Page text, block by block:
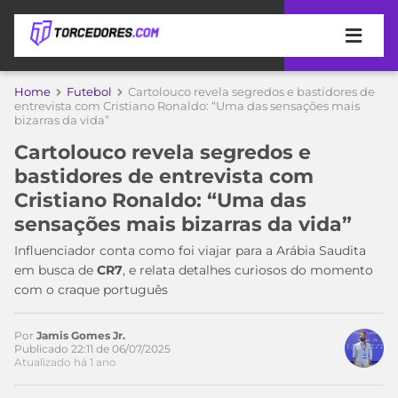
APOSTAS
DICAS
DE
APOSTA
MELHORES
SITES
DE
APOSTAS
2026
CÓDIGO
PROMOCIONAL
ÚLTIMAS
COPA
DO
MUNDO
TIMES
MEU
TIME
CAMPEONATOS
BRASILEIRÃO
MÍDIA
Home Futebol
Cartolouco revela segredos e bastidores de
entrevista com Cristiano Ronaldo: “Uma das sensações mais
bizarras da vida”
Cartolouco revela segredos e
bastidores de entrevista com
Cristiano Ronaldo: “Uma das
sensações mais bizarras da vida”
Influenciador conta como foi viajar para a Arábia Saudita
em busca de CR7, e relata detalhes curiosos do momento
com o craque português
Acesse o perfil do autor
Por Jamis Gomes Jr.
Publicado 22:11 de 06/07/2025
Atualizado há 1 ano